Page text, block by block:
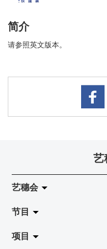
简介
请参照英文版本。
艺
艺穗会
关于艺穗会
艺穗会的演化
节目
拉阔
项目